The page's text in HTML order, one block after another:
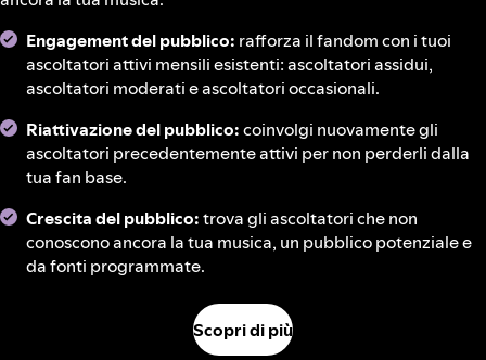
Engagement del pubblico: rafforza il fandom con i tuoi
ascoltatori attivi mensili esistenti: ascoltatori assidui,
ascoltatori moderati e ascoltatori occasionali.
Riattivazione del pubblico:coinvolgi nuovamente gli
ascoltatori precedentemente attivi per non perderli dalla
tua fan base.
Crescita del pubblico:trova gli ascoltatori che non
conoscono ancora la tua musica, un pubblico potenziale e
da fonti programmate.
Scopri di più